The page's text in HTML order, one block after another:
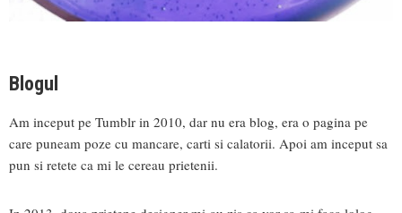
Blogul
Am inceput pe Tumblr in 2010, dar nu era blog, era o pagina pe
care puneam poze cu mancare, carti si calatorii. Apoi am inceput sa
pun si retete ca mi le cereau prietenii.